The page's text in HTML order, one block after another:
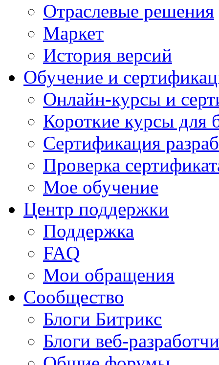
Отраслевые решения
Маркет
История версий
Обучение и
Онлайн-курсы и
Короткие курсы для
Сертификация
Проверка
Мое обучение
Центр поддержки
Поддержка
FAQ
Мои обращения
Сообщество
Блоги Битрикс
Блоги веб-